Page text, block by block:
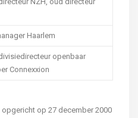
Haarlem
openbaar
Connexxion
opgericht op 27 december 2000